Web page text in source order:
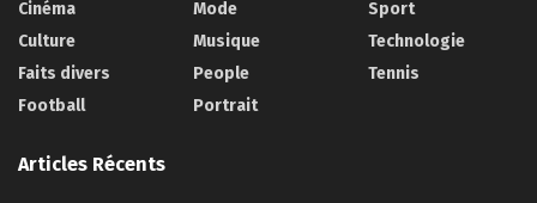
Cinéma
Culture
Faits divers
Football
Mode
Musique
People
Portrait
Sport
Technologie
Tennis
Articles Récents